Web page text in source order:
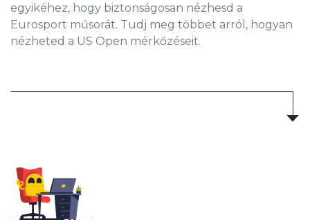
egyikéhez, hogy biztonságosan nézhesd a
Eurosport műsorát. Tudj meg többet arról, hogyan
nézheted a US Open mérkőzéseit.